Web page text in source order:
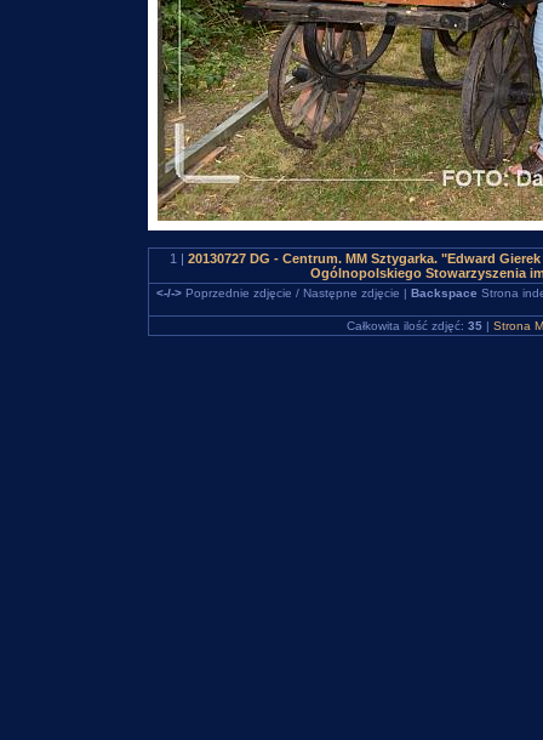
1 | 20130727 DG - Centrum. MM Sztygarka. "Edward
Ogólnopolskiego Stowarzyszenia
<-/->Poprzednie zdjęcie / Następne zdjęcie | Backspace Strona
Całkowita ilość zdjęć: 35 | Strona